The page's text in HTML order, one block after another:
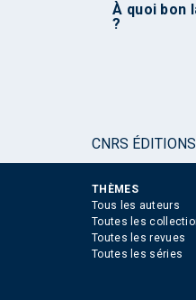
À quoi bon
?
CNRS ÉDITIONS
THÈMES
Tous les auteurs
Toutes les
Toutes les revues
Toutes les séries